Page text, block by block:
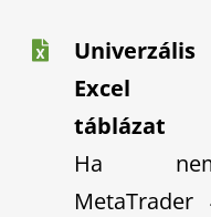
Univerzális
Excel
táblázat
Ha
MetaTrader